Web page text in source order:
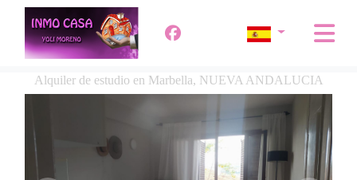
Alquiler de estudio en Marbella, NUEVA ANDALUCIA